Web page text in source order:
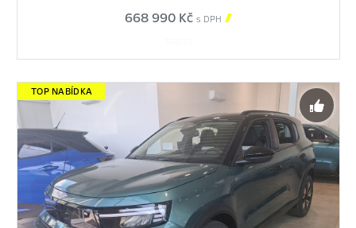
668 990 Kč s DPH 
TOP NABÍDKA